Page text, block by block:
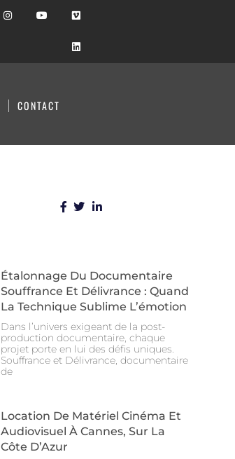
CONTACT
Étalonnage Du Documentaire
Souffrance Et Délivrance : Quand
La Technique Sublime L’émotion
Dans l’univers exigeant de la post-
production documentaire, chaque
projet porte en lui des défis uniques.
Souffrance et Délivrance, documentaire
de
Location De Matériel Cinéma Et
Audiovisuel À Cannes, Sur La
Côte D’Azur